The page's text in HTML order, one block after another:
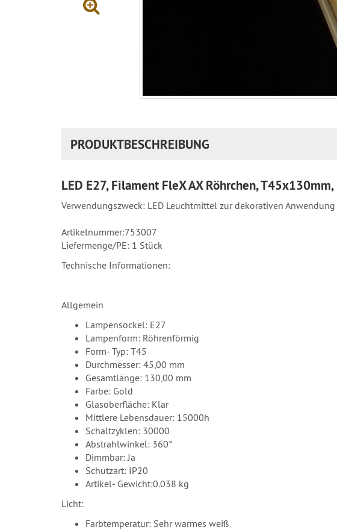
PRODUKTBESCHREIBUNG
LED E27, Filament FleX AX Röhrchen,
Verwendungszweck: LED Leuchtmittel zur dekorativen Anwendung
Artikelnummer:753007
Liefermenge/PE: 1 Stück
Technische Informationen:
Allgemein
Lampensockel: E27
Lampenform: Röhrenförmig
Form- Typ: T45
Durchmesser: 45,00 mm
Gesamtlänge: 130,00 mm
Farbe: Gold
Glasoberfläche: Klar
Mittlere Lebensdauer: 15000h
Schaltzyklen: 30000
Abstrahlwinkel: 360°
Dimmbar: Ja
Schutzart: IP20
Artikel- Gewicht:0.038 kg
Licht:
Farbtemperatur: Sehr warmes weiß